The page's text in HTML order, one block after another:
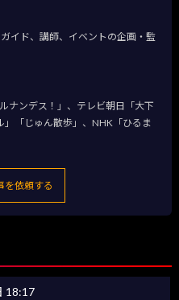
イド、講師、イベントの企画・監
ナンデス！」、テレビ朝日「大下
「じゅん散歩」、NHK「ひるま
を依頼する
18:17